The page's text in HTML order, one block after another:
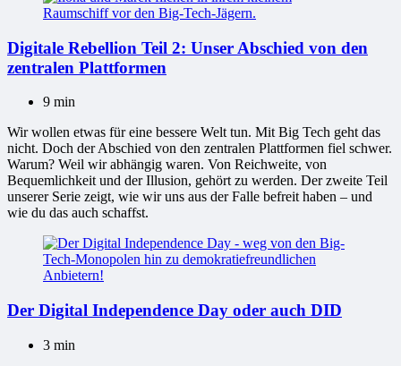
Digitale Rebellion Teil 2: Unser Abschied von den
zentralen Plattformen
9 min
Wir wollen etwas für eine bessere Welt tun. Mit Big Tech geht das
nicht. Doch der Abschied von den zentralen Plattformen fiel schwer.
Warum? Weil wir abhängig waren. Von Reichweite, von
Bequemlichkeit und der Illusion, gehört zu werden. Der zweite Teil
unserer Serie zeigt, wie wir uns aus der Falle befreit haben – und
wie du das auch schaffst.
Der Digital Independence Day oder auch DID
3 min